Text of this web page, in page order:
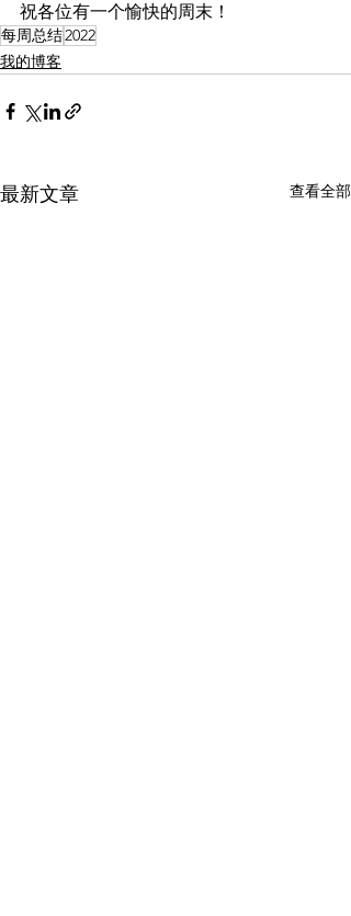
祝各位有一个愉快的周末！
每周总结2022
我的博客
最新文章 查看全部